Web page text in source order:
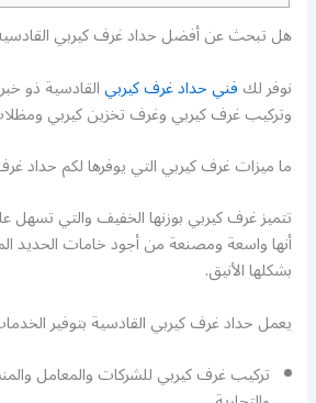
هل تبحث عن أفضل حداد غرف كيربي
نوفر لكفني حداد غرف كيربيالقادسية ذو
وتركيب غرف كيربي وغرف تخزين كيربي
ما ميزات غرف كيربي التي يوفرها لكم حداد
تتميز غرف كيربي بوزنها الخفيف والتي تسهل
أنها واسعة ومصنعة من أجود خامات الحديد
بشكلها الأنيق.
يعمل حداد غرف كيربي القادسية بتوفير
تركيب غرف كيربي للشركات والمعامل